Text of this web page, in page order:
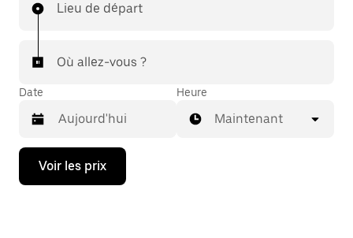
Lieu de départ
Où allez-vous ?
Date
Appuyez
la
Heure
Maintenant
Voir les prix